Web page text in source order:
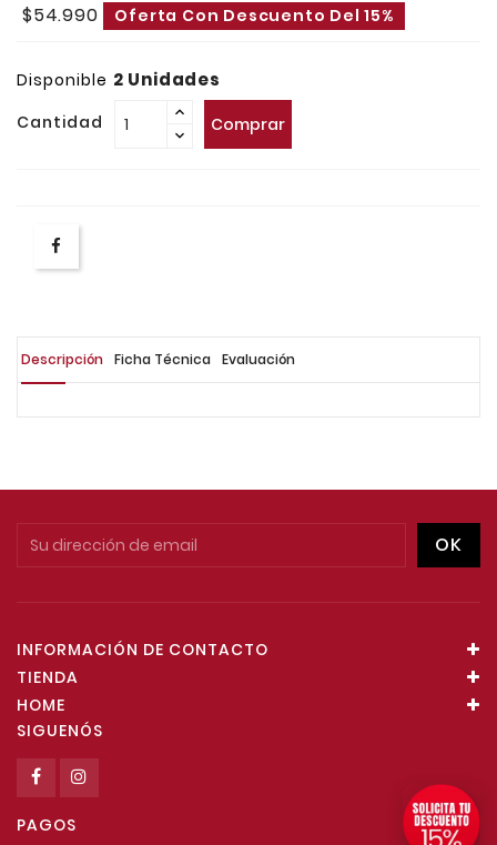
$54.990 Oferta Con Descuento Del 15%
Disponible 2 Unidades
Cantidad Comprar
Descripción Ficha Técnica Evaluación
INFORMACIÓN DE CONTACTO
TIENDA
HOME
SIGUENÓS
PAGOS